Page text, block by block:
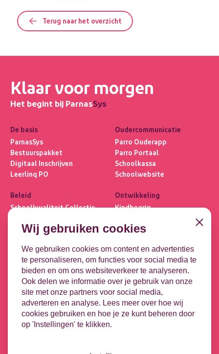
Terug naar het overzicht
Klaar voor morgen
Het begint bij ParnasSys
De basis
ParnasSys
Bestuurspakket
Digitaal Inschrijven
Leerlinq PO
Beleid
Schoolkwaliteit Collectie
Privacybasis
Oudercommunicatie
Parro Ouderapp
Parro Portaal
Schoolkassa
Schoolwebsite
Ontwikkeling
Kindbegrip
OPP
Koppelingen
DULT
Google
Microsoft
HR-koppeling
Contact
Leeuwenbrug 1-51
7411 TE Deventer
Contact opnemen
Vacatures
Wij gebruiken cookies
We gebruiken cookies om content en advertenties
te personaliseren, om functies voor social media te
bieden en om ons websiteverkeer te analyseren.
Ook delen we informatie over je gebruik van onze
site met onze partners voor social media,
adverteren en analyse. Lees meer over hoe wij
cookies gebruiken en hoe je ze kunt beheren door
op 'Instellingen' te klikken.
Close